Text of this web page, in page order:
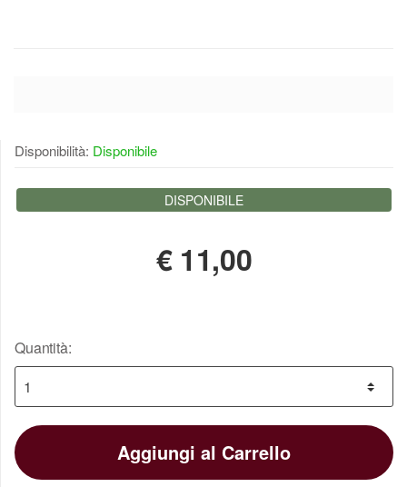
Disponibilità: Disponibile
DISPONIBILE
€ 11,00
Quantità:
Aggiungi al Carrello